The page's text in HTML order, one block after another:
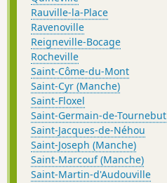
Rauville-la-Place
Ravenoville
Reigneville-Bocage
Rocheville
Saint-Côme-du-Mont
Saint-Cyr (Manche)
Saint-Floxel
Saint-Germain-de-Tournebut
Saint-Jacques-de-Néhou
Saint-Joseph (Manche)
Saint-Marcouf (Manche)
Saint-Martin-d'Audouville